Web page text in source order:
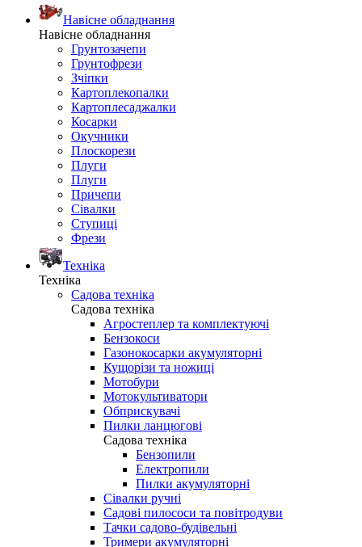
Навісне обладнання
Навісне обладнання
Грунтозачепи
Грунтофрези
Зчіпки
Картоплекопалки
Картоплесаджалки
Косарки
Окучники
Плоскорези
Плуги
Плуги
Причепи
Сівалки
Ступиці
Фрези
Техніка
Техніка
Садова техніка
Садова техніка
Агростеплер та комплектуючі
Бензокоси
Газонокосарки акумуляторні
Кущорізи та ножиці
Мотобури
Мотокультиватори
Обприскувачі
Пилки ланцюгові
Садова техніка
Бензопили
Електропили
Пилки акумуляторні
Сівалки ручні
Садові пилососи та повітродуви
Тачки садово-будівельні
Тримери акумуляторні